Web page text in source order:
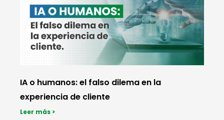
IA o humanos: el falso dilema en la
experiencia de cliente
Leer más >